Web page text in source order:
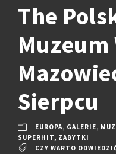
The
Muzeum
Sierpcu
EUROPA, GALERIE,
SUPERHIT, ZABYTKI
CZY WARTO